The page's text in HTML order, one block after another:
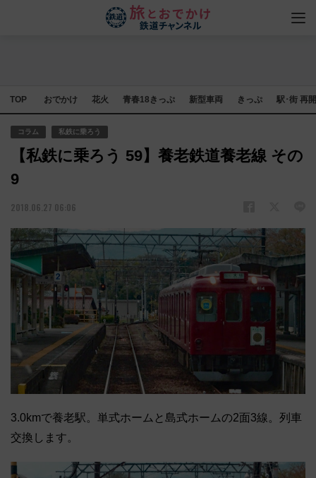
TOP おでかけ 花火 青春18きっぷ 新型車両 きっぷ 駅･街 再
コラム 私鉄に乗ろう
【私鉄に乗ろう 59】養老鉄道養老線 その
9
2018.06.27 06:06
3.0kmで養老駅。単式ホームと島式ホームの2面3線。列車
交換します。